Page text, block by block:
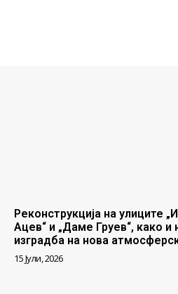
Реконструкција на улиците
Ацев“ и „Даме Груев“, како и
изградба на нова
15 Јули, 2026